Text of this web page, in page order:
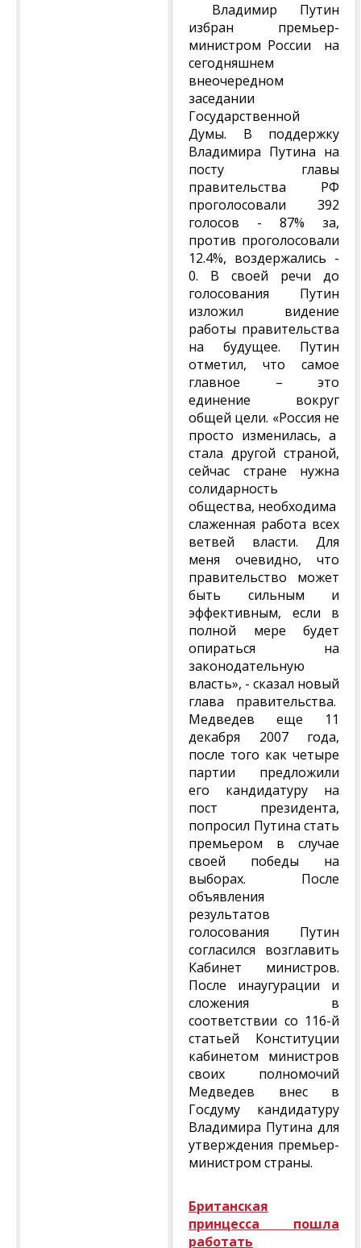
Владимир Путин
избран премьер-
министром России на
сегодняшнем
внеочередном
заседании
Государственной
Думы. В поддержку
Владимира Путина на
посту главы
правительства РФ
проголосовали 392
голосов - 87% за,
против проголосовали
12.4%, воздержались -
0. В своей речи до
голосования Путин
изложил видение
работы правительства
на будущее. Путин
отметил, что самое
главное – это
единение вокруг
общей цели. «Россия не
просто изменилась, а
стала другой страной,
сейчас стране нужна
солидарность
общества, необходима
слаженная работа всех
ветвей власти. Для
меня очевидно, что
правительство может
быть сильным и
эффективным, если в
полной мере будет
опираться на
законодательную
власть», - сказал новый
глава правительства.
Медведев еще 11
декабря 2007 года,
после того как четыре
партии предложили
его кандидатуру на
пост президента,
попросил Путина стать
премьером в случае
своей победы на
выборах. После
объявления
результатов
голосования Путин
согласился возглавить
Кабинет министров.
После инаугурации и
сложения в
соответствии со 116-й
статьей Конституции
кабинетом министров
своих полномочий
Медведев внес в
Госдуму кандидатуру
Владимира Путина для
утверждения премьер-
министром страны.
Британская
принцесса пошла
работать